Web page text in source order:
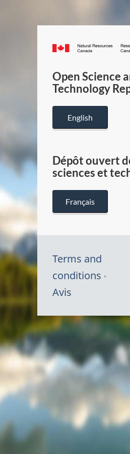
Open Science
Technology
English
Dépôt ouvert
sciences et
Français
Terms and
conditions
Avis